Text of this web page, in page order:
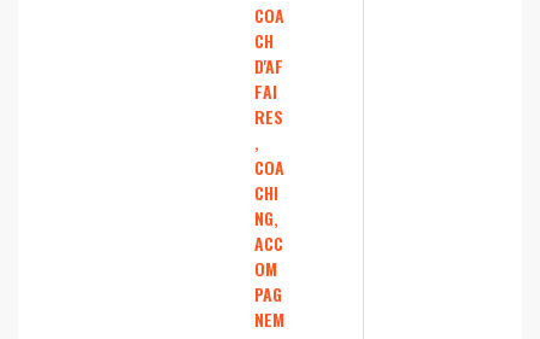
COA
CH
D'AF
FAI
RES
,
COA
CHI
NG,
ACC
OM
PAG
NEM